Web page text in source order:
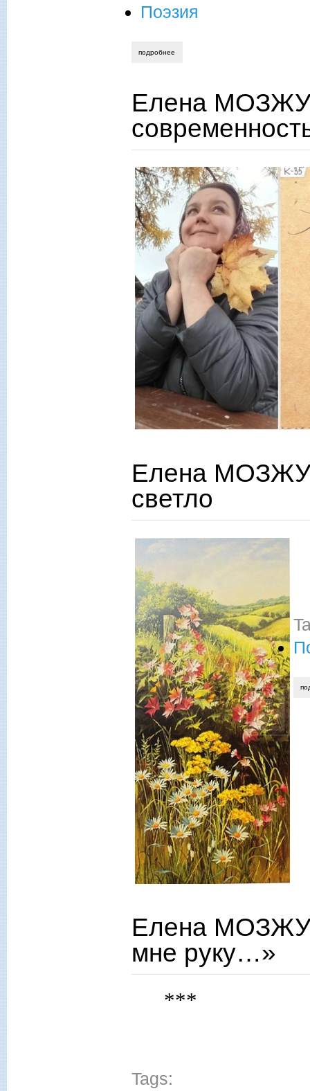
Поэзия
подробнее
Елена
Елена
светло
Елена
мне руку…»
***
Tags: